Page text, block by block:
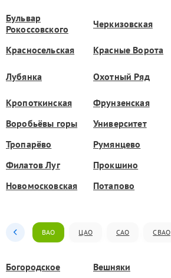
Бульвар
Рокоссовского
Черкизовская
Красносельская
Красные Ворота
Лубянка Охотный Ряд
Кропоткинская
Фрунзенская
Воробьёвы горы
Университет
Тропарёво
Румянцево
Филатов Луг
Прокшино
Новомосковская
Потапово
ВАО ЦАО САО СВАО
Богородское Вешняки